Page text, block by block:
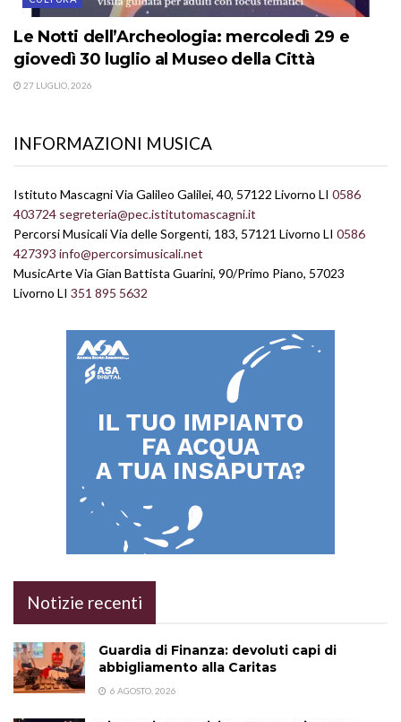
Le Notti dell’Archeologia: mercoledì 29 e
giovedì 30 luglio al Museo della Città
27 LUGLIO, 2026
INFORMAZIONI MUSICA
Istituto Mascagni Via Galileo Galilei, 40, 57122 Livorno LI 0586
403724 segreteria@pec.istitutomascagni.it
Percorsi Musicali Via delle Sorgenti, 183, 57121 Livorno LI 0586
427393 info@percorsimusicali.net
MusicArte Via Gian Battista Guarini, 90/Primo Piano, 57023
Livorno LI 351 895 5632
Notizie recenti
Guardia di Finanza: devoluti capi di
abbigliamento alla Caritas
6 AGOSTO, 2026